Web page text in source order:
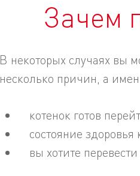
Зачем
В некоторых случаях вы
несколько причин, а
котенок готов
состояние
вы хотите